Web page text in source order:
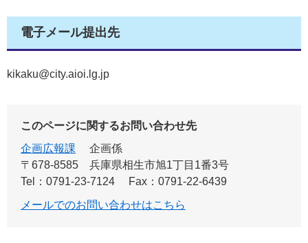
電子メール提出先
kikaku@city.aioi.lg.jp
このページに関するお問い合わせ先
企画広報課
企画係
〒678-8585
兵庫県相生市旭1丁目1番3号
Tel：0791-23-7124
Fax：0791-22-6439
メールでのお問い合わせはこちら